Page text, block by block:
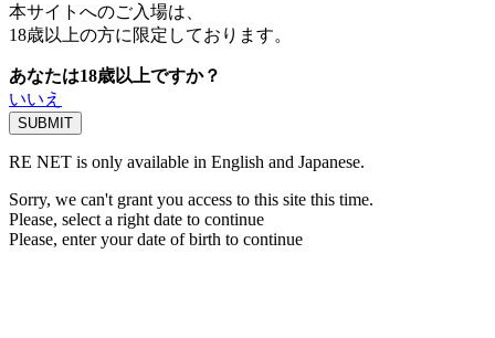
本サイトへのご入場は、
18歳以上の方に限定しております。
あなたは18歳以上ですか？
いいえ
RE NET is only available in English and Japanese.
Sorry, we can't grant you access to this site this time.
Please, select a right date to continue
Please, enter your date of birth to continue